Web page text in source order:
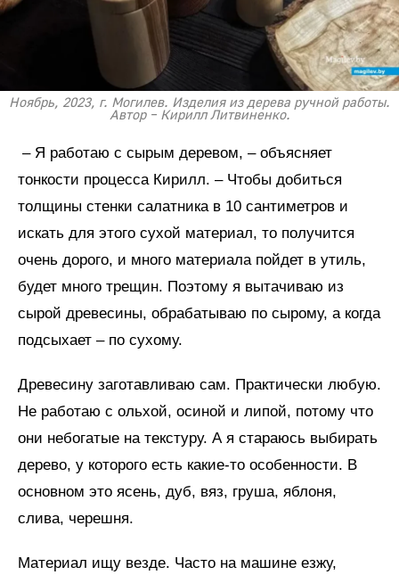
Ноябрь, 2023, г. Могилев. Изделия из дерева ручной работы.
Автор – Кирилл Литвиненко.
– Я работаю с сырым деревом, – объясняет
тонкости процесса Кирилл. – Чтобы добиться
толщины стенки салатника в 10 сантиметров и
искать для этого сухой материал, то получится
очень дорого, и много материала пойдет в утиль,
будет много трещин. Поэтому я вытачиваю из
сырой древесины, обрабатываю по сырому, а когда
подсыхает – по сухому.
Древесину заготавливаю сам. Практически любую.
Не работаю с ольхой, осиной и липой, потому что
они небогатые на текстуру. А я стараюсь выбирать
дерево, у которого есть какие-то особенности. В
основном это ясень, дуб, вяз, груша, яблоня,
слива, черешня.
Материал ищу везде. Часто на машине езжу,